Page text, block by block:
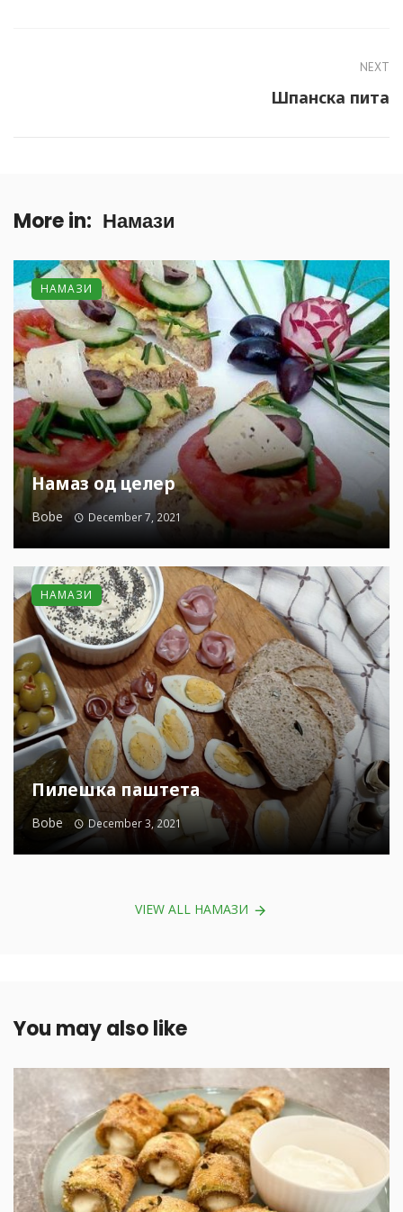
NEXT
Шпанска пита
More in: Намази
Намаз од целер
Bobe December 7, 2021
НАМАЗИ
Пилешка паштета
Bobe December 3, 2021
НАМАЗИ
VIEW ALL НАМАЗИ
You may also like